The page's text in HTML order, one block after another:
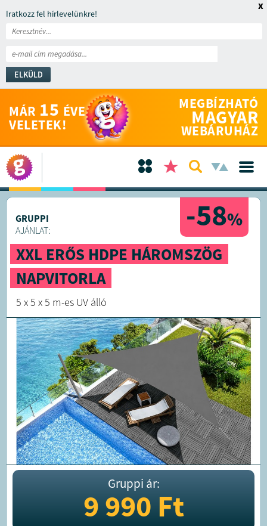
Iratkozz fel hírlevelünkre!
ELKÜLD
x
MÁR 15 ÉVE
VELETEK!
MEGBÍZHATÓ
MAGYAR
WEBÁRUHÁZ
-58%
GRUPPI
AJÁNLAT:
XXL ERŐS HDPE HÁROMSZÖG
NAPVITORLA
5 x 5 x 5 m-es UV álló
Gruppi ár:
9 990Ft